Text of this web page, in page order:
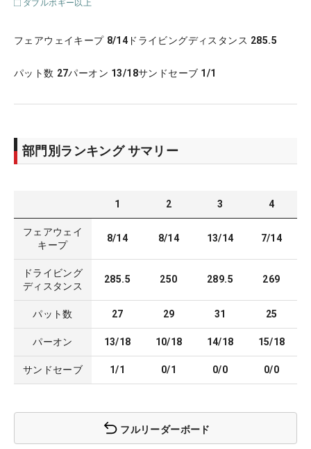
ダブルボギー以上
フェアウェイキープ 8/14 ドライビングディスタンス 285.5
パット数 27パーオン 13/18サンドセーブ 1/1
部門別ランキング サマリー
1 2 3 4
フェアウェイ
キープ
8/14 8/14 13/14 7/14
ドライビング
ディスタンス
285.5 250 289.5 269
パット数 27 29 31 25
パーオン 13/18 10/18 14/18 15/18
サンドセーブ 1/1 0/1 0/0 0/0
フルリーダーボード